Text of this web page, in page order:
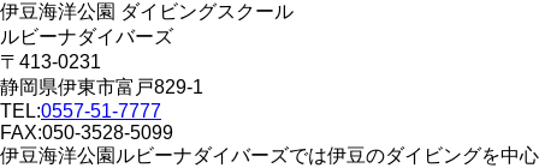
伊豆海洋公園 ダイビングスクール
ルビーナダイバーズ
〒413-0231
静岡県伊東市富戸829-1
TEL:0557-51-7777
FAX:050-3528-5099
伊豆海洋公園ルビーナダイバーズでは伊豆のダイビングを中心